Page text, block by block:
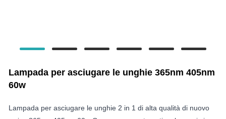
Lampada per asciugare le unghie 365nm 405nm
60w
Lampada per asciugare le unghie 2 in 1 di alta qualità di nuovo